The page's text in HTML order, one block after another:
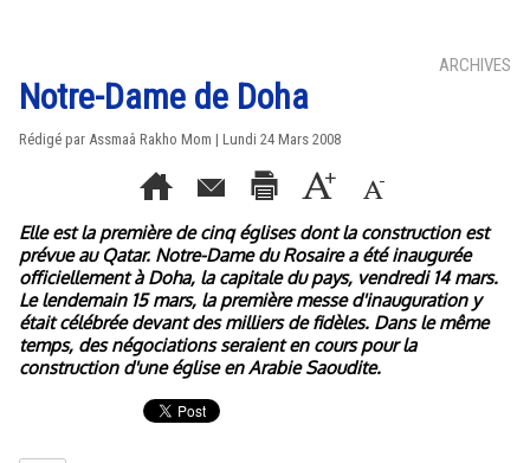
ARCHIVES
Notre-Dame de Doha
Rédigé par Assmaâ Rakho Mom | Lundi 24 Mars 2008
Elle est la première de cinq églises dont la construction est
prévue au Qatar. Notre-Dame du Rosaire a été inaugurée
officiellement à Doha, la capitale du pays, vendredi 14 mars.
Le lendemain 15 mars, la première messe d'inauguration y
était célébrée devant des milliers de fidèles. Dans le même
temps, des négociations seraient en cours pour la
construction d'une église en Arabie Saoudite.